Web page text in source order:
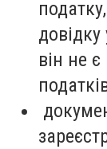
він не